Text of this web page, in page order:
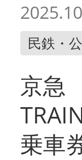
民鉄・
京急
乗車